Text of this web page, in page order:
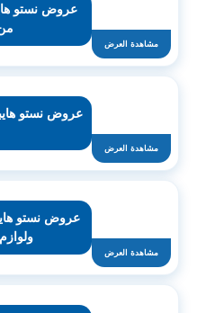
مشاهدة العرض
عروض نستو
من 15 حتى
مشاهدة العرض
مشاهدة العرض
عروض نستو
ولوازم